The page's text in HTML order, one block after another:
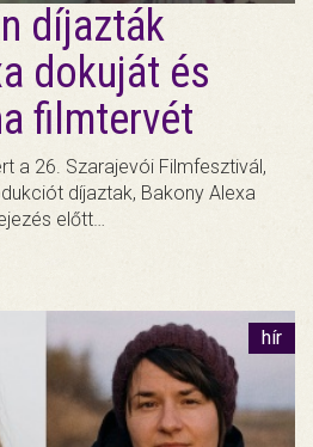
díjazták
dokuját és
filmtervét
a 26. Szarajevói Filmfesztivál,
díjaztak, Bakony Alexa
előtt…
hír